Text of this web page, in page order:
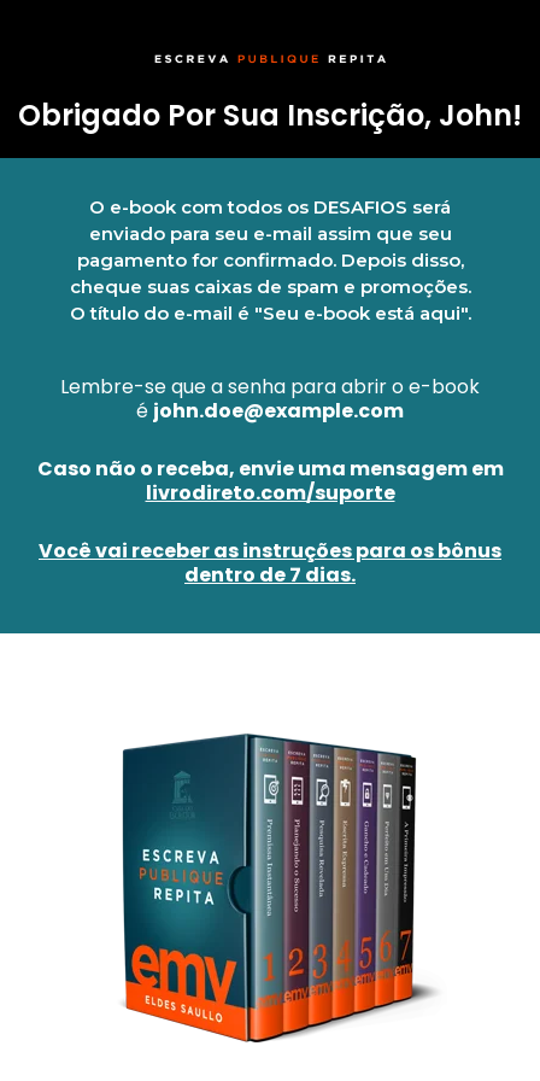
Obrigado Por Sua Inscrição, John!
O e-book com todos os DESAFIOS será
enviado para seu e-mail assim que seu
pagamento for confirmado. Depois disso,
cheque suas caixas de spam e promoções.
O título do e-mail é "Seu e-book está aqui".
Lembre-se que a senha para abrir o e-book
é john.doe@example.com
Caso não o receba, envie uma mensagem em
livrodireto.com/suporte
Você vai receber as instruções para os bônus
dentro de 7 dias.